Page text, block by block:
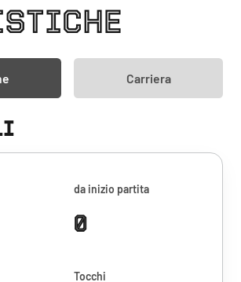
Carriera
da inizio partita
0
Tocchi